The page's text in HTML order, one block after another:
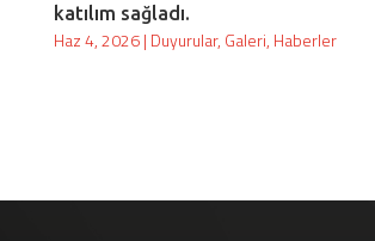
katılım sağladı.
Haz 4, 2026| Duyurular, Galeri, Haberler